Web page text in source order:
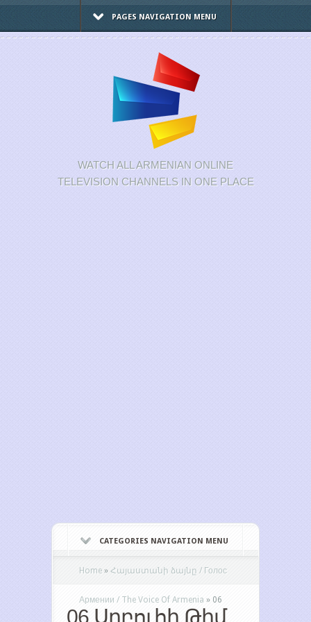
PAGES NAVIGATION MENU
WATCH ALL ARMENIAN ONLINE
TELEVISION CHANNELS IN ONE PLACE
CATEGORIES NAVIGATION MENU
Home » Հայաստանի ձայնը / Голос
Армении / The Voice Of Armenia » 06
06 Սրբուհի Թիմ